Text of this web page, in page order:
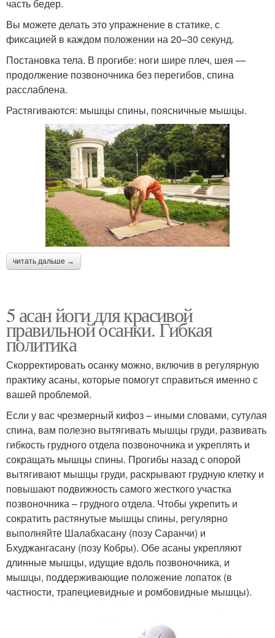
часть бедер.
Вы можете делать это упражнение в статике, с
фиксацией в каждом положении на 20–30 секунд.
Постановка тела. В прогибе: ноги шире плеч, шея —
продолжение позвоночника без перегибов, спина
расслаблена.
Растягиваются: мышцы спины, поясничные мышцы.
читать дальше →
5 асан йоги для красивой
правильной осанки. Гибкая
политика
Скорректировать осанку можно, включив в регулярную
практику асаны, которые помогут справиться именно с
вашей проблемой.
Если у вас чрезмерный кифоз – иными словами, сутулая
спина, вам полезно вытягивать мышцы груди, развивать
гибкость грудного отдела позвоночника и укреплять и
сокращать мышцы спины. Прогибы назад с опорой
вытягивают мышцы груди, раскрывают грудную клетку и
повышают подвижность самого жесткого участка
позвоночника – грудного отдела. Чтобы укрепить и
сократить растянутые мышцы спины, регулярно
выполняйте Шалабхасану (позу Саранчи) и
Бхуджангасану (позу Кобры). Обе асаны укрепляют
длинные мышцы, идущие вдоль позвоночника, и
мышцы, поддерживающие положение лопаток (в
частности, трапециевидные и ромбовидные мышцы).